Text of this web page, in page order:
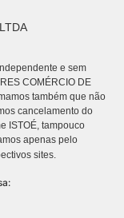
e sem
COMÉRCIO DE
também que não
cancelamento do
ISTOÉ, tampouco
apenas pelo
sites.